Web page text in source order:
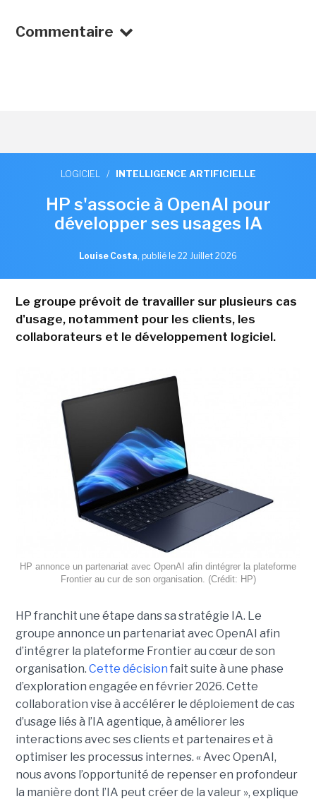
Commentaire
LOGICIEL / INTELLIGENCE ARTIFICIELLE
HP s'associe à OpenAI pour
développer ses usages IA
Louise Costa, publié le 22 Juillet 2026
Le groupe prévoit de travailler sur plusieurs cas
d'usage, notamment pour les clients, les
collaborateurs et le développement logiciel.
HP annonce un partenariat avec OpenAI afin dintégrer la plateforme
Frontier au cur de son organisation. (Crédit: HP)
HP franchit une étape dans sa stratégie IA. Le
groupe annonce un partenariat avec OpenAI afin
d’intégrer la plateforme Frontier au cœur de son
organisation. Cette décision fait suite à une phase
d’exploration engagée en février 2026. Cette
collaboration vise à accélérer le déploiement de cas
d’usage liés à l’IA agentique, à améliorer les
interactions avec ses clients et partenaires et à
optimiser les processus internes. « Avec OpenAI,
nous avons l’opportunité de repenser en profondeur
la manière dont l’IA peut créer de la valeur », explique